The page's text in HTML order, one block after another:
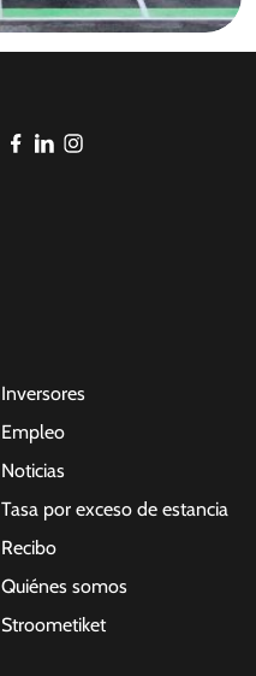
Inversores
Empleo
Noticias
Tasa por exceso de estancia
Recibo
Quiénes somos
Stroometiket